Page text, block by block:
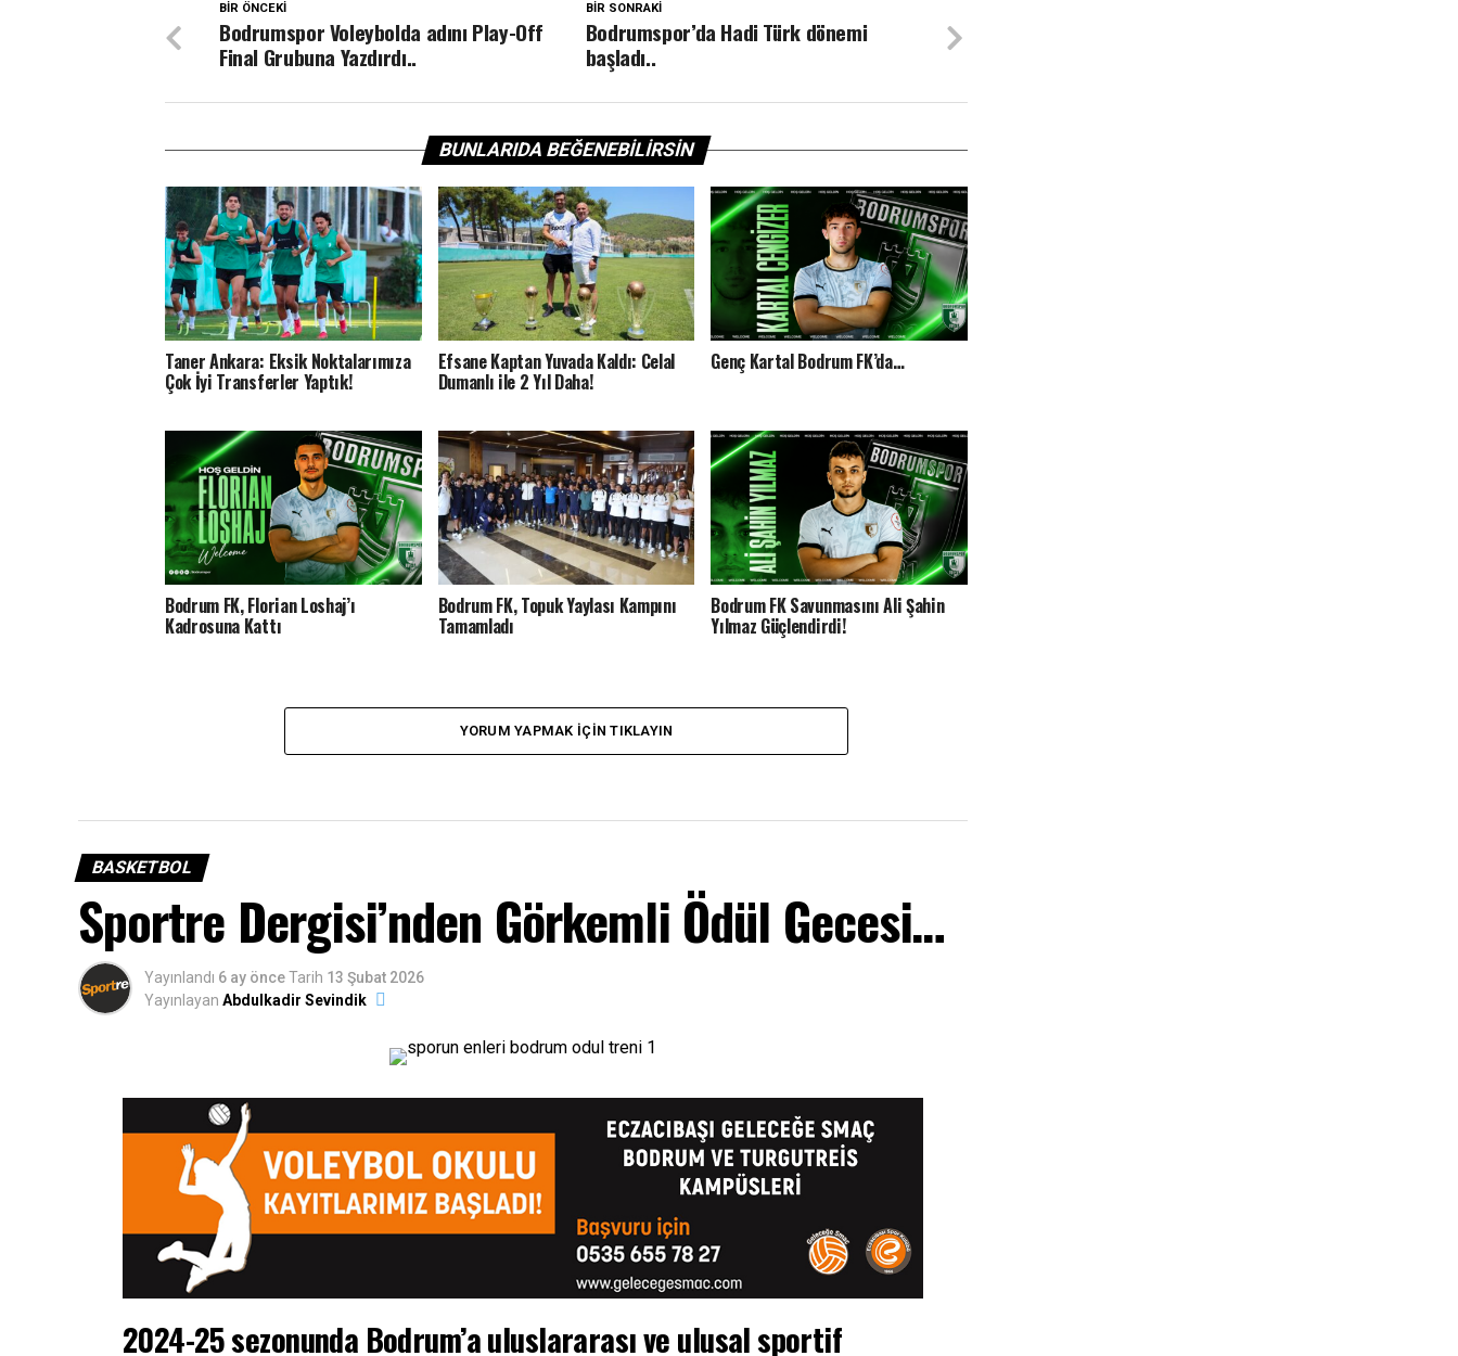
BIR SONRAKI
Bodrumspor’da Hadi Türk dönemi
başladı..
BIR ÖNCEKI
Bodrumspor Voleybolda adını Play-Off
Final Grubuna Yazdırdı..
BUNLARIDA BEĞENEBILIRSIN
Taner Ankara: Eksik Noktalarımıza
Çok İyi Transferler Yaptık!
Efsane Kaptan Yuvada Kaldı: Celal
Dumanlı ile 2 Yıl Daha!
Genç Kartal Bodrum FK’da…
Bodrum FK, Florian Loshaj’ı
Kadrosuna Kattı
Bodrum FK, Topuk Yaylası Kampını
Tamamladı
Bodrum FK Savunmasını Ali Şahin
Yılmaz Güçlendirdi!
YORUM YAPMAK IÇIN TIKLAYIN
BASKETBOL
Sportre Dergisi’nden Görkemli Ödül Gecesi…
Yayınlandı 6 ay önceTarih 13 Şubat 2026
Yayınlayan Abdulkadir Sevindik
2024-25 sezonunda Bodrum’a uluslararası ve ulusal sportif